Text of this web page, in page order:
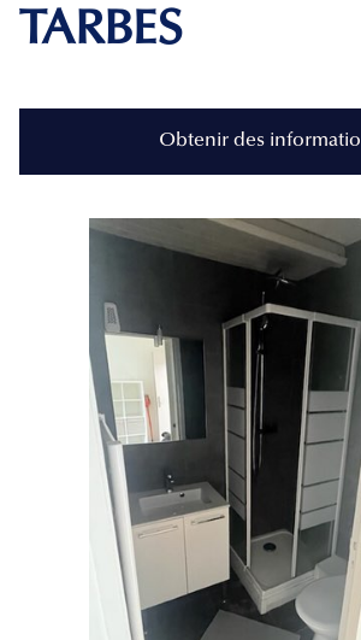
TARBES
Obtenir des